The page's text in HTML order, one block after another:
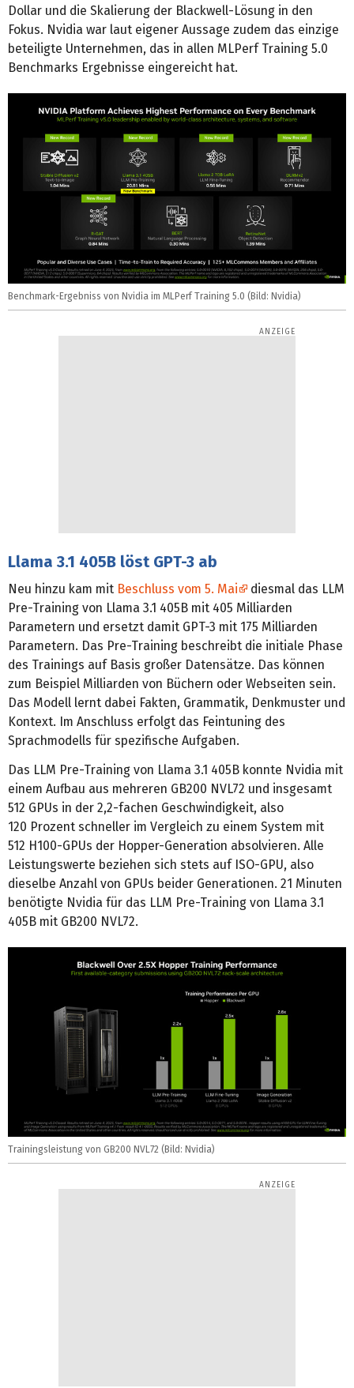
Dollar und die Skalierung der Blackwell-Lösung in den
Fokus. Nvidia war laut eigener Aussage zudem das einzige
beteiligte Unternehmen, das in allen MLPerf Training 5.0
Benchmarks Ergebnisse eingereicht hat.
Benchmark-Ergebniss von Nvidia im MLPerf Training 5.0 (Bild: Nvidia)
Llama 3.1 405B löst GPT-3 ab
Neu hinzu kam mit Beschluss vom 5. Mai
diesmal das LLM
Pre-Training von Llama 3.1 405B mit 405 Milliarden
Parametern und ersetzt damit GPT-3 mit 175 Milliarden
Parametern. Das Pre-Training beschreibt die initiale Phase
des Trainings auf Basis großer Datensätze. Das können
zum Beispiel Milliarden von Büchern oder Webseiten sein.
Das Modell lernt dabei Fakten, Grammatik, Denkmuster und
Kontext. Im Anschluss erfolgt das Feintuning des
Sprachmodells für spezifische Aufgaben.
Das LLM Pre-Training von Llama 3.1 405B konnte Nvidia mit
einem Aufbau aus mehreren GB200 NVL72 und insgesamt
512 GPUs in der 2,2-fachen Geschwindigkeit, also
120 Prozent schneller im Vergleich zu einem System mit
512 H100-GPUs der Hopper-Generation absolvieren. Alle
Leistungswerte beziehen sich stets auf ISO-GPU, also
dieselbe Anzahl von GPUs beider Generationen. 21 Minuten
benötigte Nvidia für das LLM Pre-Training von Llama 3.1
405B mit GB200 NVL72.
Trainingsleistung von GB200 NVL72 (Bild: Nvidia)